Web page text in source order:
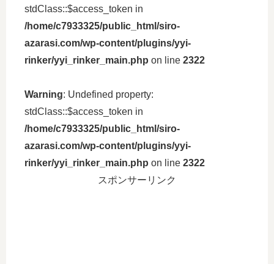
stdClass::$access_token in
/home/c7933325/public_html/siro-
azarasi.com/wp-content/plugins/yyi-
rinker/yyi_rinker_main.php on line 2322
Warning: Undefined property:
stdClass::$access_token in
/home/c7933325/public_html/siro-
azarasi.com/wp-content/plugins/yyi-
rinker/yyi_rinker_main.php on line 2322
スポンサーリンク